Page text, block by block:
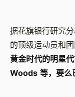
据花旗银行研究
的顶级运动员和团
黄金时代的明星
Woods 等，要么